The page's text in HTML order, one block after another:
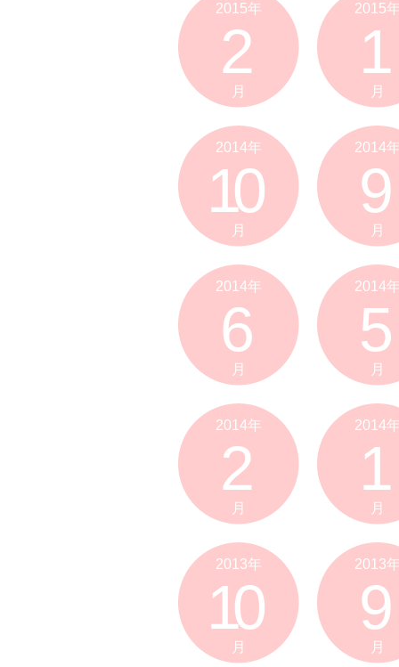
2015年
2
月
2015
1
月
2014年
10
月
2014
9
月
2014年
6
月
2014
5
月
2014年
2
月
2014
1
月
2013年
10
月
2013
9
月